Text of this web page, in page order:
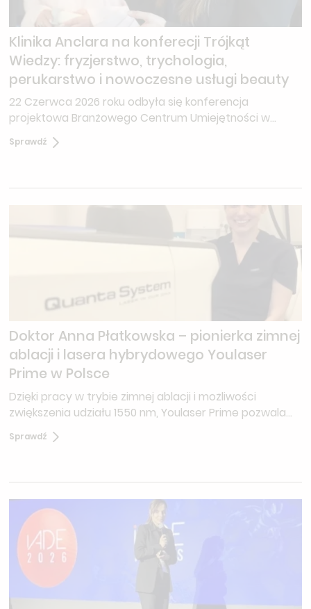
Klinika Anclara na konferecji Trójkąt
Wiedzy: fryzjerstwo, trychologia,
perukarstwo i nowoczesne usługi beauty
22 Czerwca 2026 roku odbyła się konferencja
projektowa Branżowego Centrum Umiejętności w
Ciechanowcu o nazwie "Trójkąt wiedzy".‍Trójkąt Wiedzy
to inicjatywa, która w nowoczesny sposób redefiniuje
Sprawdź
Doktor Anna Płatkowska – pionierka zimnej
ablacji i lasera hybrydowego Youlaser
Prime w Polsce
Dzięki pracy w trybie zimnej ablacji i możliwości
zwiększenia udziału 1550 nm, Youlaser Prime pozwala
na:bardziej kontrolowane dostarczanie energii w
wybranych fototypach skóry, indywidualne protokoły
przygotowaniem i fotoprotekcją).
Sprawdź